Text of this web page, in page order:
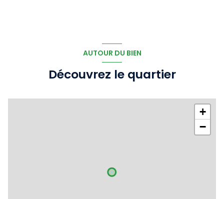
AUTOUR DU BIEN
Découvrez le quartier
+
−